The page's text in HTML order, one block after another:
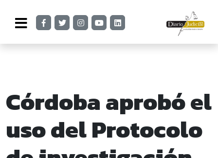
Córdoba aprobó el
uso del Protocolo